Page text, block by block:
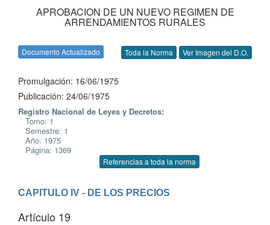
APROBACION DE UN NUEVO REGIMEN DE
ARRENDAMIENTOS RURALES
Documento Actualizado Toda la Norma Ver Imagen del D.O.
Promulgación: 16/06/1975
Publicación: 24/06/1975
Registro Nacional de Leyes y Decretos:
Tomo: 1
Semestre: 1
Año: 1975
Página: 1369
Referencias a toda la norma
CAPITULO IV - DE LOS PRECIOS
Artículo 19